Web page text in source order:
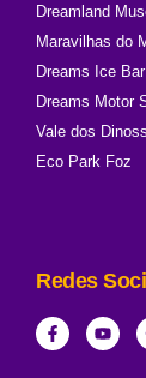
Dreamland
Maravilhas do
Dreams Ice Bar
Dreams Motor
Vale dos
Eco Park Foz
Redes